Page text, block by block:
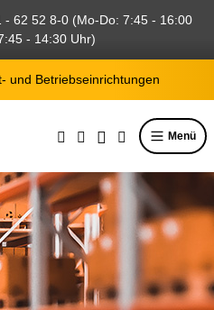
- 62 52 8-0 (Mo-Do: 7:45 - 16:00
- 14:30 Uhr)
und Betriebseinrichtungen
Menü